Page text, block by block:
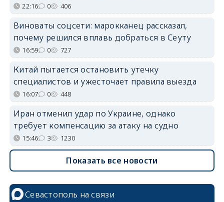
22:16 0 406
Виноваты соцсети: марокканец рассказал,
почему решился вплавь добраться в Сеуту
16:59 0 727
Китай пытается остановить утечку
специалистов и ужесточает правила выезда
16:07 0 448
Иран отменил удар по Украине, однако
требует компенсацию за атаку на судно
15:46 3 1230
Показать все новости
Севастополь на связи